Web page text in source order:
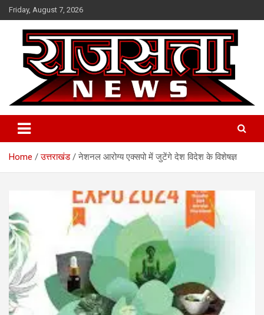
Skip
to
content
Friday, August 7, 2026
Raj Satta News
Home उत्तराखंड नेशनल आरोग्य एक्सपो में जुटेंगे देश विदेश के विशेषज्ञ